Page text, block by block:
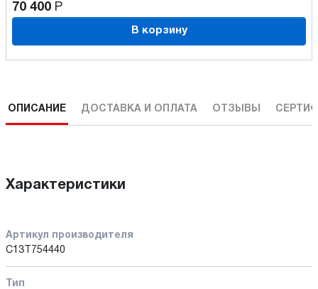
70 400 Р
В корзину
ОПИСАНИЕ ДОСТАВКА И ОПЛАТА ОТЗЫВЫ
Характеристики
Артикул производителя
C13T754440
Тип